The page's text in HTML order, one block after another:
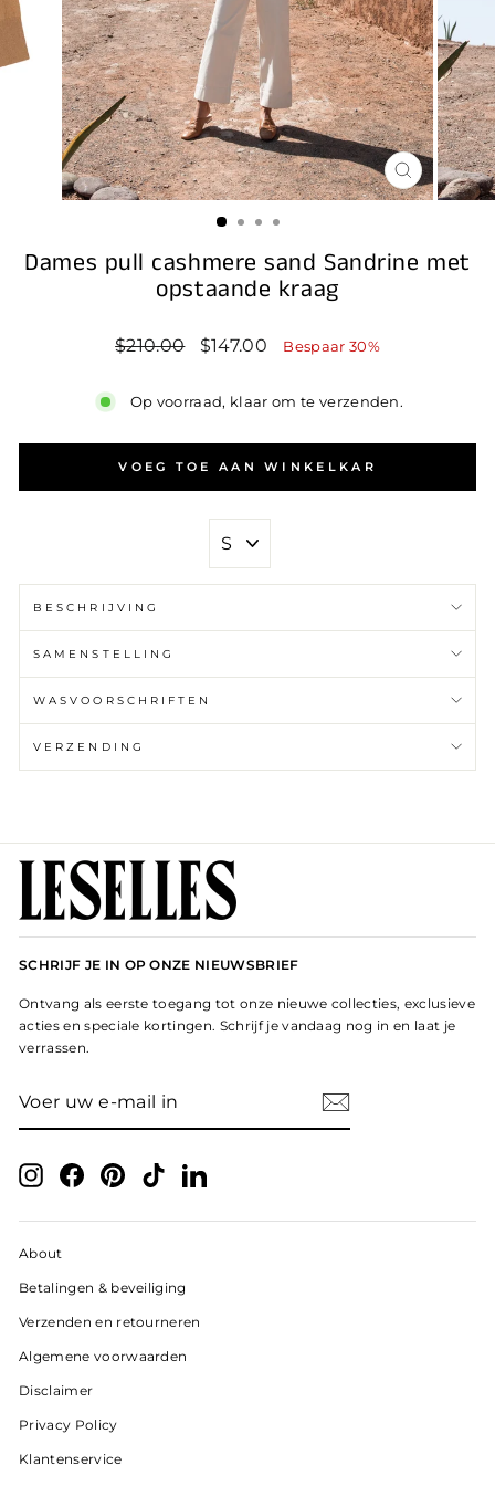
SLUIT
(ESC)
Dames pull cashmere sand Sandrine met
opstaande kraag
Standaard
$210.00
Prijs
$147.00 Bespaar 30%
Op voorraad, klaar om te verzenden.
VOEG TOE AAN WINKELKAR
BESCHRIJVING
SAMENSTELLING
WASVOORSCHRIFTEN
VERZENDING
SCHRIJF JE IN OP ONZE NIEUWSBRIEF
Ontvang als eerste toegang tot onze nieuwe collecties, exclusieve
acties en speciale kortingen. Schrijf je vandaag nog in en laat je
verrassen.
UW
InstagramFacebookPinterestTikTokLinkedIn
About
Betalingen & beveiliging
Verzenden en retourneren
Algemene voorwaarden
Disclaimer
Privacy Policy
Klantenservice